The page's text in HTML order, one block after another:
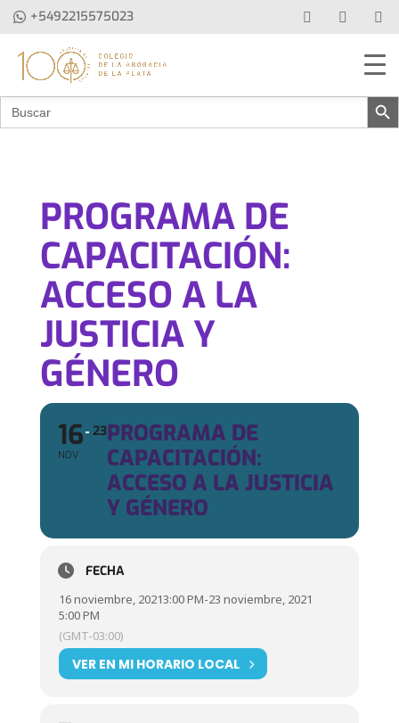
+5492215575023
Buscar: Botón de
PROGRAMA DE
CAPACITACIÓN:
ACCESO A LA
JUSTICIA Y
GÉNERO
16
NOV
23PROGRAMA DE
CAPACITACIÓN:
ACCESO A LA JUSTICIA
Y GÉNERO
FECHA
16 noviembre, 20213:00 PM-23 noviembre, 2021
5:00 PM
(GMT-03:00)
VER EN MI HORARIO LOCAL